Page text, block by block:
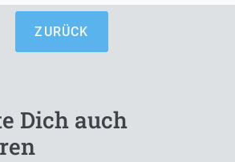
ZURÜCK
Dich auch